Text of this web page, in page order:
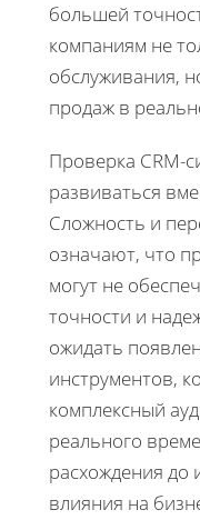
большей
компаниям не
обслуживания,
продаж в
Проверка CRM-
развиваться
Сложность и
означают, что
могут не
точности и
ожидать
инструментов,
комплексный
реального
расхождения до
влияния на